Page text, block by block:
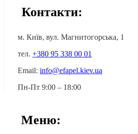
Контакти:
м. Київ, вул. Магнитогорська, 1
тел. +380 95 338 00 01
Email: info@efapel.kiev.ua
Пн-Пт 9:00 – 18:00
Меню: